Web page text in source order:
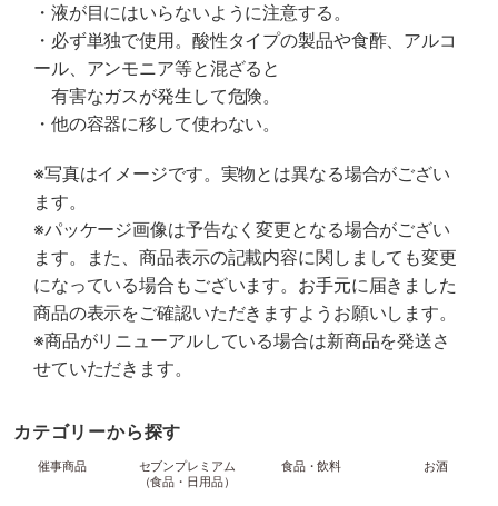
・液が目にはいらないように注意する。
・必ず単独で使用。酸性タイプの製品や食酢、アルコ
ール、アンモニア等と混ざると
有害なガスが発生して危険。
・他の容器に移して使わない。
※写真はイメージです。実物とは異なる場合がござい
ます。
※パッケージ画像は予告なく変更となる場合がござい
ます。また、商品表示の記載内容に関しましても変更
になっている場合もございます。お手元に届きました
商品の表示をご確認いただきますようお願いします。
※商品がリニューアルしている場合は新商品を発送さ
せていただきます。
カテゴリーから探す
催事商品
セブンプレミアム
（食品・日用品）
食品・飲料 お酒